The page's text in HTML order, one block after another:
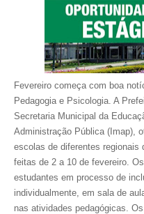
Fevereiro começa com boa
Pedagogia e Psicologia. A
Secretaria Municipal da
Administração Pública (Imap),
escolas de diferentes
feitas de 2 a 10 de fevereiro.
estudantes em processo de
individualmente, em sala de
nas atividades pedagógicas.